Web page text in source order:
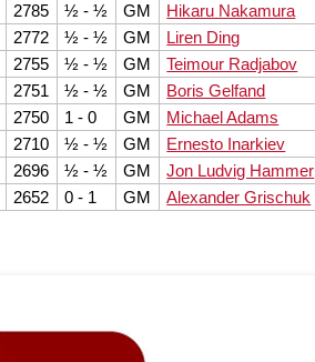
2785 ½ - ½ GM Hikaru Nakamura
2772 ½ - ½ GM Liren Ding
2755 ½ - ½ GM Teimour Radjabov
2751 ½ - ½ GM Boris Gelfand
2750 1 - 0 GM Michael Adams
2710 ½ - ½ GM Ernesto Inarkiev
2696 ½ - ½ GM Jon Ludvig Hammer
2652 0 - 1 GM Alexander Grischuk